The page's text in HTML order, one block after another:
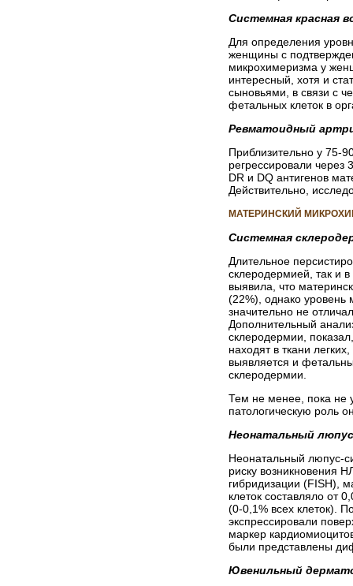
Системная красная
Для определения
женщины с
микрохимеризма у
интересный, хотя и
сыновьями, в связи с
фетальных клеток в
Ревматоидный
Приблизительно у 75-
регрессировали
DR и DQ антигенов
Действительно,
МАТЕРИНСКИЙ
Системная
Длительное
склеродермией, так и
выявила, что
(22%), однако уровень
значительно не
Дополнительный
склеродермии,
находят в ткани
выявляется и
склеродермии.
Тем не менее, пока не
патологическую роль
Неонатальный
Неонатальный люпус-
риску возникновения
гибридизации (FISH),
клеток составляло от
(0-0,1% всех клеток).
экспрессировали
маркер
были представлены
Ювенильный